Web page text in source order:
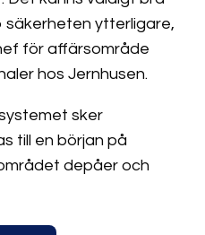
säkerheten ytterligare,
för affärsområde
hos Jernhusen.
sker
till en början på
depåer och